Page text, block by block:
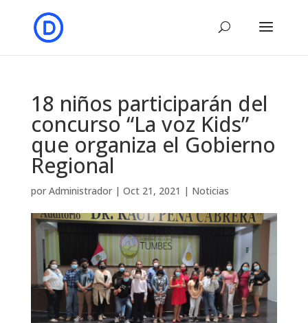
18 niños participarán del
concurso “La voz Kids”
que organiza el Gobierno
Regional
por Administrador| Oct 21, 2021 | Noticias